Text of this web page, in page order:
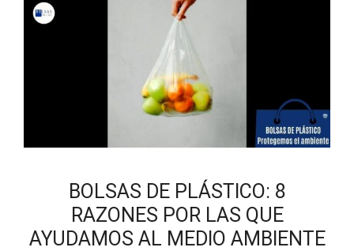
BOLSAS DE PLÁSTICO: 8
RAZONES POR LAS QUE
AYUDAMOS AL MEDIO AMBIENTE